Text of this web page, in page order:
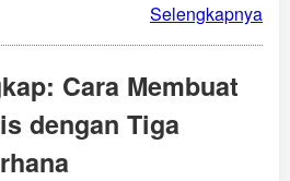
Selengkapnya
Cara Membuat
dengan Tiga